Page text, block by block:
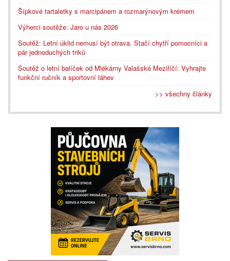
Šípkové tartaletky s marcipánem a rozmarýnovým krémem
Výherci soutěže: Jaro u nás 2026
Soutěž: Letní úklid nemusí být otrava. Stačí chytří pomocníci a
pár jednoduchých triků
Soutěž o letní balíček od Mlékárny Valašské Meziříčí: Vyhrajte
funkční ručník a sportovní láhev
>> všechny články